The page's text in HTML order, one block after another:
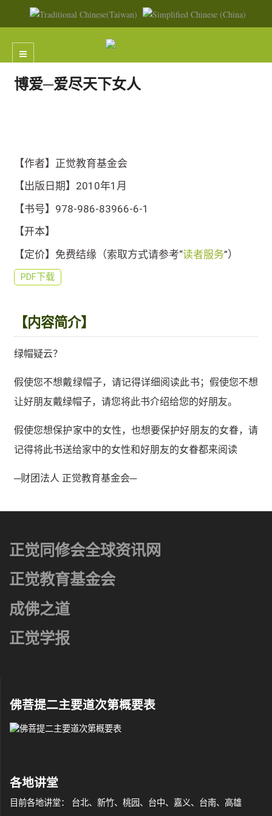
博爱─爱尽天下女人
【作者】正觉教育基金会
【出版日期】2010年1月
【书号】978-986-83966-6-1
【开本】
【定价】免费结缘（索取方式请参考“读者服务”）
PDF下载
【内容简介】
绿帽疑云？
假使您不想戴绿帽子，请记得详细阅读此书；假使您不想
让好朋友戴绿帽子，请您将此书介绍给您的好朋友。
假使您想保护家中的女性，也想要保护好朋友的女眷，请
记得将此书送给家中的女性和好朋友的女眷都来阅读
─财团法人 正觉教育基金会─
正觉同修会全球资讯网
正觉教育基金会
成佛之道
正觉学报
佛菩提二主要道次第概要表
各地讲堂
目前各地讲堂： 台北、新竹、桃园、台中、嘉义、台南、高雄